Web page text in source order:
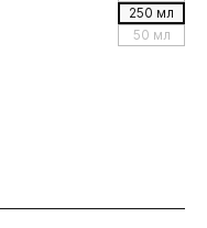
50 мл
250 мл